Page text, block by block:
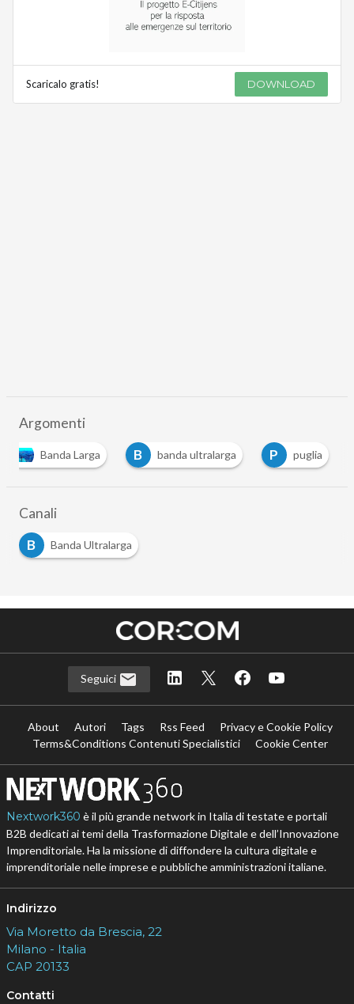
Scaricalo gratis! DOWNLOAD
Argomenti
Banda Larga B banda ultralarga P puglia
Canali
B
Banda Ultralarga
Seguici
About Autori Tags Rss Feed
Privacy e Cookie Policy
Terms&Conditions Contenuti Specialistici
Cookie Center
Nextwork360 è il più grande network in Italia di testate e portali
B2B dedicati ai temi della Trasformazione Digitale e dell’Innovazione
Imprenditoriale. Ha la missione di diffondere la cultura digitale e
imprenditoriale nelle imprese e pubbliche amministrazioni italiane.
Indirizzo
Via Moretto da Brescia, 22
Milano - Italia
CAP 20133
Contatti